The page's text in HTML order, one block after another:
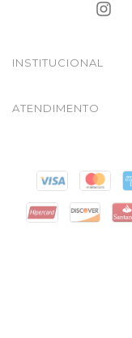
INSTITUCIONAL
ATENDIMENTO